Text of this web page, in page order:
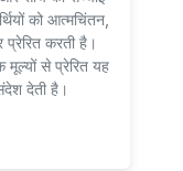
को आत्मचिंतन,
करती है।
से प्रेरित यह
देती है।